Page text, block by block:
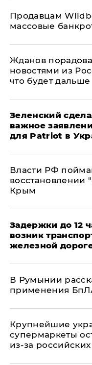
Продавцам
массовые
Жданов
новостями из
что будет дальше
Зеленский
важное
для Patriot в
Власти РФ
восстановлении
Крым
Задержки до 12
возник
железной
В Румынии
применения
Крупнейшие
супермаркеты
из-за российских